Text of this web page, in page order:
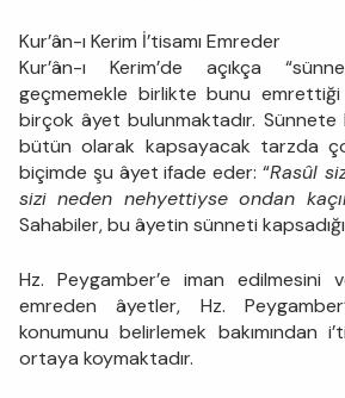
Kur’ân-ı Kerim İ’tisamı Emreder
Kur’ân-ı Kerim’de açıkça
geçmemekle birlikte bunu emrettiği
birçok âyet bulunmaktadır. Sünnete
bütün olarak kapsayacak tarzda
biçimde şu âyet ifade eder: “Rasûl
sizi neden nehyettiyse ondan
Sahabiler, bu âyetin sünneti kapsadığı
Hz. Peygamber’e iman edilmesini
emreden âyetler, Hz.
konumunu belirlemek bakımından
ortaya koymaktadır.